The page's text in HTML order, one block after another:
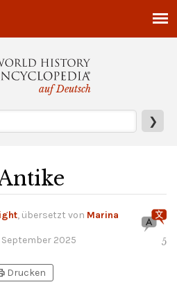
auf Deutsch
❯
, übersetzt von Marina
2025 5
Drucken